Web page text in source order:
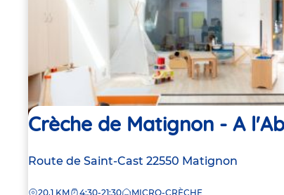
Crèche de Matignon - A
Adresse
Route de Saint-Cast 22550 Matignon
DISTANCE
20,1 KM 4:30-21:30 MICRO-CRÈCHE